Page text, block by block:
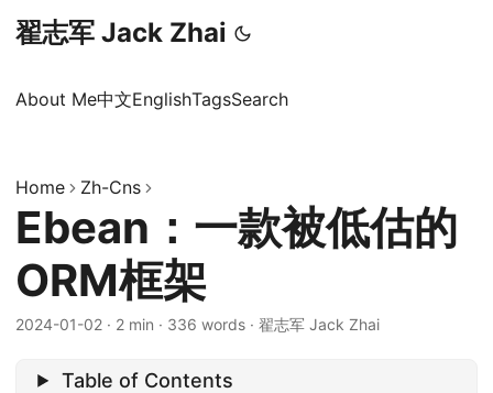
翟志军 Jack Zhai
About Me中文EnglishTagsSearch
Home Zh-Cns
Ebean：一款被低估的
ORM框架
2024-01-02 · 2 min · 336 words · 翟志军 Jack Zhai
Table of Contents